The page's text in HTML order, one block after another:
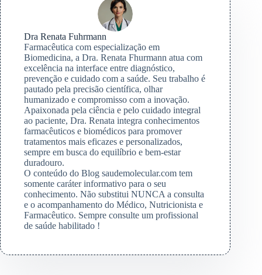
Dra Renata Fuhrmann
Farmacêutica com especialização em
Biomedicina, a Dra. Renata Fhurmann atua com
excelência na interface entre diagnóstico,
prevenção e cuidado com a saúde. Seu trabalho é
pautado pela precisão científica, olhar
humanizado e compromisso com a inovação.
Apaixonada pela ciência e pelo cuidado integral
ao paciente, Dra. Renata integra conhecimentos
farmacêuticos e biomédicos para promover
tratamentos mais eficazes e personalizados,
sempre em busca do equilíbrio e bem-estar
duradouro.
O conteúdo do Blog saudemolecular.com tem
somente caráter informativo para o seu
conhecimento. Não substitui NUNCA a consulta
e o acompanhamento do Médico, Nutricionista e
Farmacêutico. Sempre consulte um profissional
de saúde habilitado !